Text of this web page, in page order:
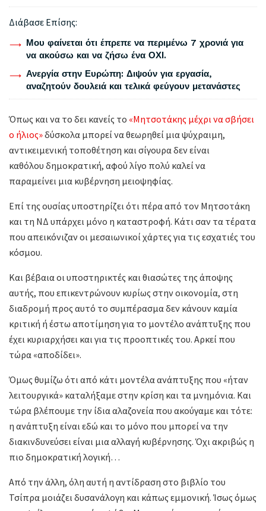
Διάβασε Επίσης:
Μου φαίνεται ότι έπρεπε να περιμένω 7 χρονιά για
να ακούσω και να ζήσω ένα ΟΧΙ.
Ανεργία στην Ευρώπη: Διψούν για εργασία,
αναζητούν δουλειά και τελικά φεύγουν μετανάστες
Όπως και να το δει κανείς το «Μητσοτάκης μέχρι να σβήσει
ο ήλιος»δύσκολα μπορεί να θεωρηθεί μια ψύχραιμη,
αντικειμενική τοποθέτηση και σίγουρα δεν είναι
καθόλου δημοκρατική, αφού λίγο πολύ καλεί να
παραμείνει μια κυβέρνηση μειοψηφίας.
Επί της ουσίας υποστηρίζει ότι πέρα από τον Μητσοτάκη
και τη ΝΔ υπάρχει μόνο η καταστροφή. Κάτι σαν τα τέρατα
που απεικόνιζαν οι μεσαιωνικοί χάρτες για τις εσχατιές του
κόσμου.
Και βέβαια οι υποστηρικτές και θιασώτες της άποψης
αυτής, που επικεντρώνουν κυρίως στην οικονομία, στη
διαδρομή προς αυτό το συμπέρασμα δεν κάνουν καμία
κριτική ή έστω αποτίμηση για το μοντέλο ανάπτυξης που
έχει κυριαρχήσει και για τις προοπτικές του. Αρκεί που
τώρα «αποδίδει».
Όμως θυμίζω ότι από κάτι μοντέλα ανάπτυξης που «ήταν
λειτουργικά» καταλήξαμε στην κρίση και τα μνημόνια. Και
τώρα βλέπουμε την ίδια αλαζονεία που ακούγαμε και τότε:
η ανάπτυξη είναι εδώ και το μόνο που μπορεί να την
διακινδυνεύσει είναι μια αλλαγή κυβέρνησης. Όχι ακριβώς η
πιο δημοκρατική λογική…
Από την άλλη, όλη αυτή η αντίδραση στο βιβλίο του
Τσίπρα μοιάζει δυσανάλογη και κάπως εμμονική. Ίσως όμως